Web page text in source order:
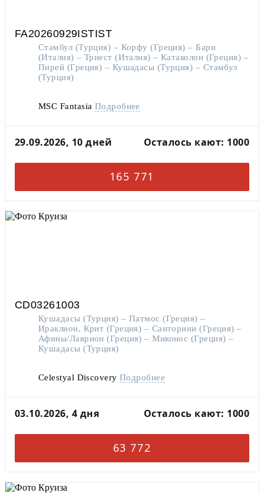
FA20260929ISTIST
Стамбул (Турция) – Корфу (Греция) – Бари
(Италия) – Триест (Италия) – Катаколон (Греция) –
Пирей (Греция) – Кушадасы (Турция) – Стамбул
(Турция)
MSC Fantasia Подробнее
29.09.2026, 10 дней Осталось кают: 1000
165 771
CD03261003
Кушадасы (Турция) – Патмос (Греция) –
Ираклион, Крит (Греция) – Санторини (Греция) –
Афины/Лаврион (Греция) – Миконос (Греция) –
Кушадасы (Турция)
Celestyal Discovery Подробнее
03.10.2026, 4 дня Осталось кают: 1000
63 772